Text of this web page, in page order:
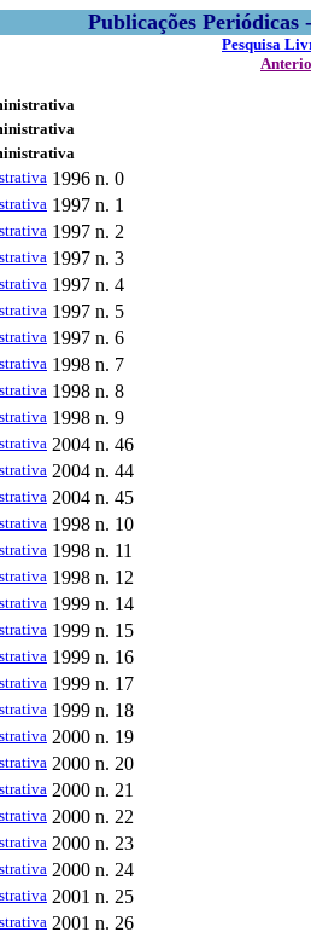
Publicações
Pesquisa
1996 n. 0
1997 n. 1
1997 n. 2
1997 n. 3
1997 n. 4
1997 n. 5
1997 n. 6
1998 n. 7
1998 n. 8
1998 n. 9
2004 n. 46
2004 n. 44
2004 n. 45
1998 n. 10
1998 n. 11
1998 n. 12
1999 n. 14
1999 n. 15
1999 n. 16
1999 n. 17
1999 n. 18
2000 n. 19
2000 n. 20
2000 n. 21
2000 n. 22
2000 n. 23
2000 n. 24
2001 n. 25
2001 n. 26